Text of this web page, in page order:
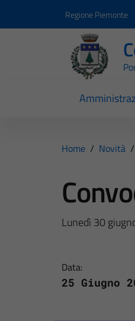
Regione Piemonte
Home / Novità /
Lunedì 30
Data:
25 Giugno